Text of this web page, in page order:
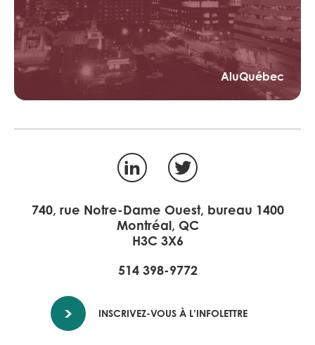
AluQuébec
LinkedInTwitter
740, rue Notre-Dame Ouest, bureau 1400
Montréal, QC
H3C 3X6
514 398-9772
INSCRIVEZ-VOUS À L’INFOLETTRE